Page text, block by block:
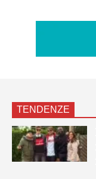
TENDENZE